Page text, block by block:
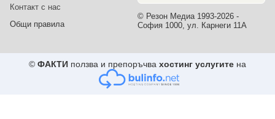
Контакт с нас
Общи правила
© Резон Медиа 1993-2026 -
София 1000, ул. Карнеги 11А
© ФАКТИ ползва и препоръчва хостинг услугите на